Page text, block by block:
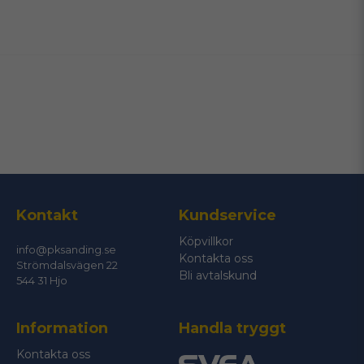
Ja, ni får publicera min fråga
Skicka fråga
Kontakt
info@pksanding.se
Strömdalsvägen 22
544 31 Hjo
Kundservice
Köpvillkor
Kontakta oss
Bli avtalskund
Information
Kontakta oss
Handla tryggt